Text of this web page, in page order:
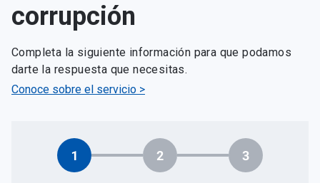
corrupción
Completa la siguiente información para que podamos
darte la respuesta que necesitas.
Conoce sobre el servicio >
1 2 3